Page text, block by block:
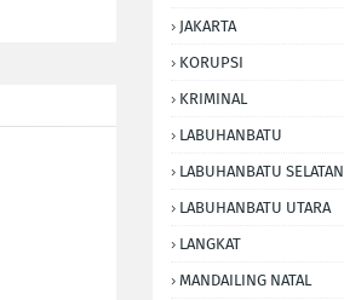
JAKARTA
KORUPSI
KRIMINAL
LABUHANBATU
LABUHANBATU SELATAN
LABUHANBATU UTARA
LANGKAT
MANDAILING NATAL